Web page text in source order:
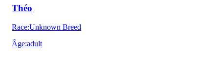
Théo
Race:Unknown Breed
Âge:adult